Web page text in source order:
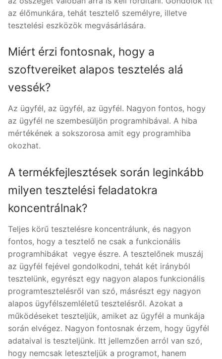
az élőmunkára, tehát tesztelő személyre, illetve
tesztelési eszközök megvásárlására.
Miért érzi fontosnak, hogy a
szoftvereiket alapos tesztelés alá
vessék?
Az ügyfél, az ügyfél, az ügyfél. Nagyon fontos, hogy
az ügyfél ne szembesüljön programhibával. A hiba
mértékének a sokszorosa amit egy programhiba
okozhat.
A termékfejlesztések során leginkább
milyen tesztelési feladatokra
koncentrálnak?
Teljes körű tesztelésre koncentrálunk, és nagyon
fontos, hogy a tesztelő ne csak a funkcionális
programhibákat vegye észre. A tesztelőnek muszáj
az ügyfél fejével gondolkodni, tehát két irányból
tesztelünk, egyrészt egy nagyon alapos funkcionális
programtesztelésről van szó, másrészt egy nagyon
alapos ügyfélszemléletű tesztelésről. Azokat a
működéseket teszteljük, amiket az ügyfél a munkája
során elvégez. Nagyon fontosnak érzem, hogy ügyfél
adataival is teszteljünk. Itt jellemzően arról van szó,
hogy nemcsak leteszteljük a programot, hanem